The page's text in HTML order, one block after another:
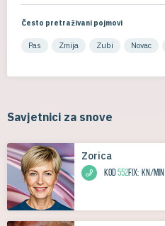
Često pretraživani pojmovi
Pas Zmija Zubi Novac
Savjetnici za snove
Zorica
KOD 552Fix: kn/min